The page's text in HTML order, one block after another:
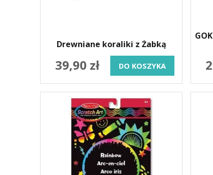
Drewniane koraliki z Żabką
39,90 zł DO KOSZYKA